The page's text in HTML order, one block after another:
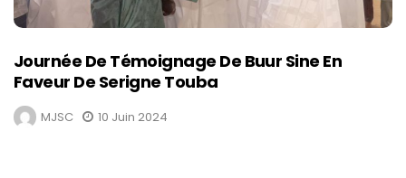
Journée De Témoignage De Buur Sine En
Faveur De Serigne Touba
MJSC 10 Juin 2024